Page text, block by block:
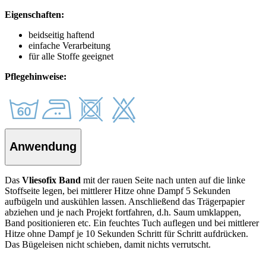
Eigenschaften:
beidseitig haftend
einfache Verarbeitung
für alle Stoffe geeignet
Pflegehinweise:
Anwendung
Das Vliesofix Band mit der rauen Seite nach unten auf die linke
Stoffseite legen, bei mittlerer Hitze ohne Dampf 5 Sekunden
aufbügeln und auskühlen lassen. Anschließend das Trägerpapier
abziehen und je nach Projekt fortfahren, d.h. Saum umklappen,
Band positionieren etc. Ein feuchtes Tuch auflegen und bei mittlerer
Hitze ohne Dampf je 10 Sekunden Schritt für Schritt aufdrücken.
Das Bügeleisen nicht schieben, damit nichts verrutscht.